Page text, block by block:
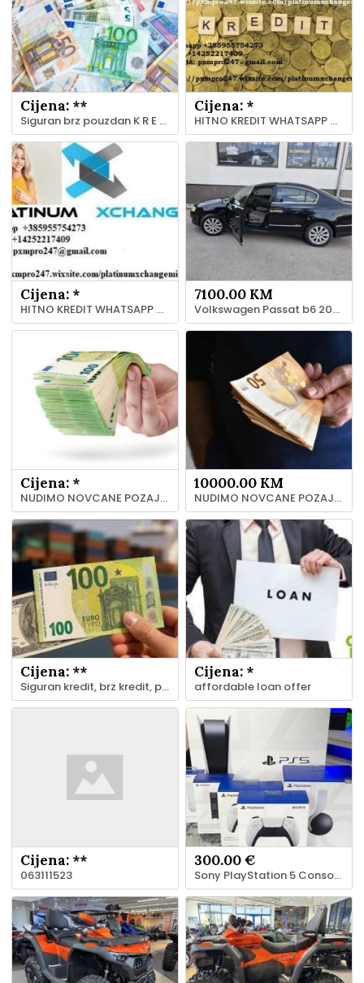
Cijena: **
Siguran brz pouzdan K R E D I T ponuda
Cijena: *
HITNO KREDIT WHATSAPP +385955754273 VIBER +14252217409
Cijena: *
HITNO KREDIT WHATSAPP +385955754273 VIBER +14252217409
7100.00 KM
Volkswagen Passat b6 2007
Cijena: *
NUDIMO NOVCANE POZAJMICE
10000.00 KM
NUDIMO NOVCANE POZAJMICE
Cijena: **
Siguran kredit, brz kredit, pouzdan KREDIT ponuda
Cijena: *
affordable loan offer
Cijena: **
063111523
300.00 €
Sony PlayStation 5 Console Video Game Console